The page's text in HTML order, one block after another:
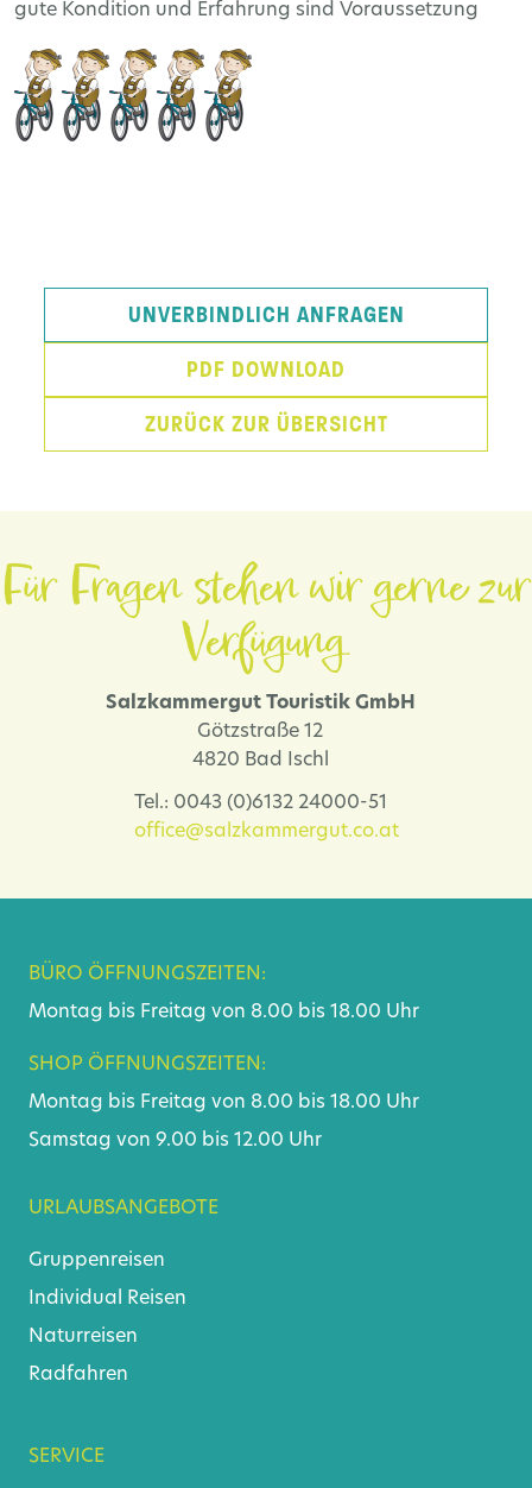
gute Kondition und Erfahrung sind Voraussetzung
UNVERBINDLICH ANFRAGEN
PDF DOWNLOAD
ZURÜCK ZUR ÜBERSICHT
Für Fragen stehen wir gerne zur
Verfügung.
Salzkammergut Touristik GmbH
Götzstraße 12
4820 Bad Ischl
Tel.: 0043 (0)6132 24000-51
office@salzkammergut.co.at
BÜRO ÖFFNUNGSZEITEN:
Montag bis Freitag von 8.00 bis 18.00 Uhr
SHOP ÖFFNUNGSZEITEN:
Montag bis Freitag von 8.00 bis 18.00 Uhr
Samstag von 9.00 bis 12.00 Uhr
URLAUBSANGEBOTE
Gruppenreisen
Individual Reisen
Naturreisen
Radfahren
SERVICE